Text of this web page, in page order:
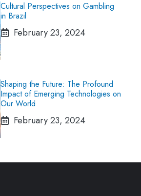
Cultural Perspectives on Gambling
in Brazil
February 23, 2024
Shaping the Future: The Profound
Impact of Emerging Technologies on
Our World
February 23, 2024